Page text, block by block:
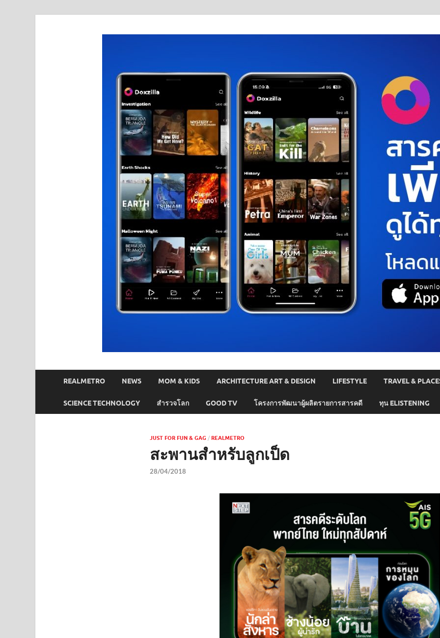
REALMETRO NEWS MOM & KIDS ARCHITECTURE ART & DESIGN LIFESTYLE TRAVEL &
SCIENCE TECHNOLOGY สำรวจโลก GOOD TV โครงการพัฒนาผู้ผลิตรายการสารคดี ทุน ELISTENING
JUST FOR FUN & GAG / REALMETRO
สะพานสำหรับลูกเป็ด
28/04/2018